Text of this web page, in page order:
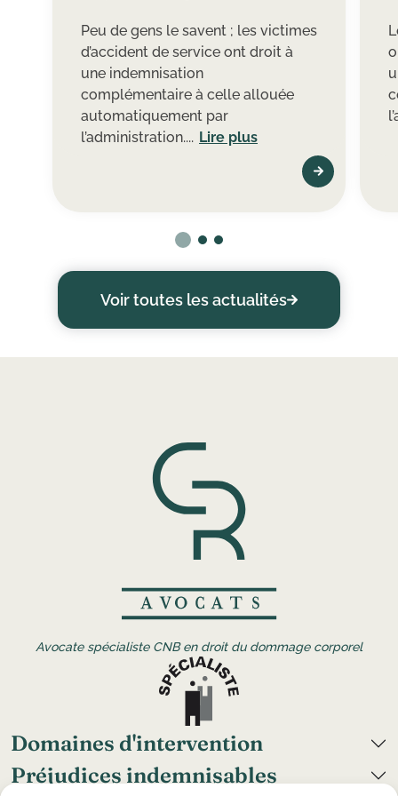
Peu de gens le savent ; les victimes
d’accident de service ont droit à
une indemnisation
complémentaire à celle allouée
automatiquement par
l’administration.... Lire plus
Voir toutes les actualités
Avocate spécialiste CNB en droit du dommage corporel
Domaines d'intervention
Préjudices indemnisables